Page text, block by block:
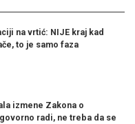
na vrtić: NIJE kraj kad
to je samo faza
izmene Zakona o
radi, ne treba da se